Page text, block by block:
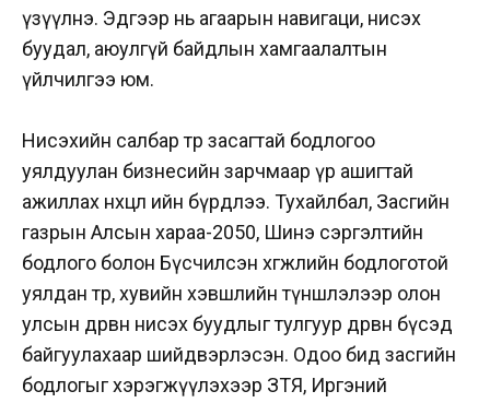
үзүүлнэ. Эдгээр нь агаарын навигаци, нисэх
буудал, аюулгүй байдлын хамгаалалтын
үйлчилгээ юм.
Нисэхийн салбар төр засагтай бодлогоо
уялдуулан бизнесийн зарчмаар үр ашигтай
ажиллах нөхцөл ийн бүрдлээ. Тухайлбал, Засгийн
газрын Алсын хараа-2050, Шинэ сэргэлтийн
бодлого болон Бүсчилсэн хөгжлийн бодлоготой
уялдан төр, хувийн хэвшлийн түншлэлээр олон
улсын дөрвөн нисэх буудлыг тулгуур дөрвөн бүсэд
байгуулахаар шийдвэрлэсэн. Одоо бид засгийн
бодлогыг хэрэгжүүлэхээр ЗТЯ, Иргэний